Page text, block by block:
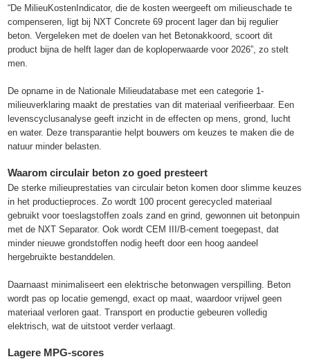
“De MilieuKostenIndicator, die de kosten weergeeft om milieuschade te
compenseren, ligt bij NXT Concrete 69 procent lager dan bij regulier
beton. Vergeleken met de doelen van het Betonakkoord, scoort dit
product bijna de helft lager dan de koploperwaarde voor 2026”, zo stelt
men.
De opname in de Nationale Milieudatabase met een categorie 1-
milieuverklaring maakt de prestaties van dit materiaal verifieerbaar. Een
levenscyclusanalyse geeft inzicht in de effecten op mens, grond, lucht
en water. Deze transparantie helpt bouwers om keuzes te maken die de
natuur minder belasten.
Waarom circulair beton zo goed presteert
De sterke milieuprestaties van circulair beton komen door slimme keuzes
in het productieproces. Zo wordt 100 procent gerecycled materiaal
gebruikt voor toeslagstoffen zoals zand en grind, gewonnen uit betonpuin
met de NXT Separator. Ook wordt CEM III/B-cement toegepast, dat
minder nieuwe grondstoffen nodig heeft door een hoog aandeel
hergebruikte bestanddelen.
Daarnaast minimaliseert een elektrische betonwagen verspilling. Beton
wordt pas op locatie gemengd, exact op maat, waardoor vrijwel geen
materiaal verloren gaat. Transport en productie gebeuren volledig
elektrisch, wat de uitstoot verder verlaagt.
Lagere MPG-scores